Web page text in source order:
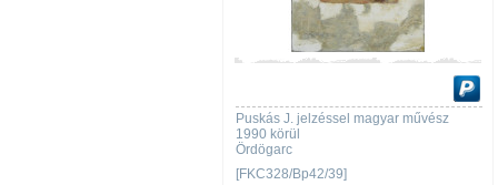
Puskás J. jelzéssel magyar művész
1990 körül
Ördögarc
[FKC328/Bp42/39]